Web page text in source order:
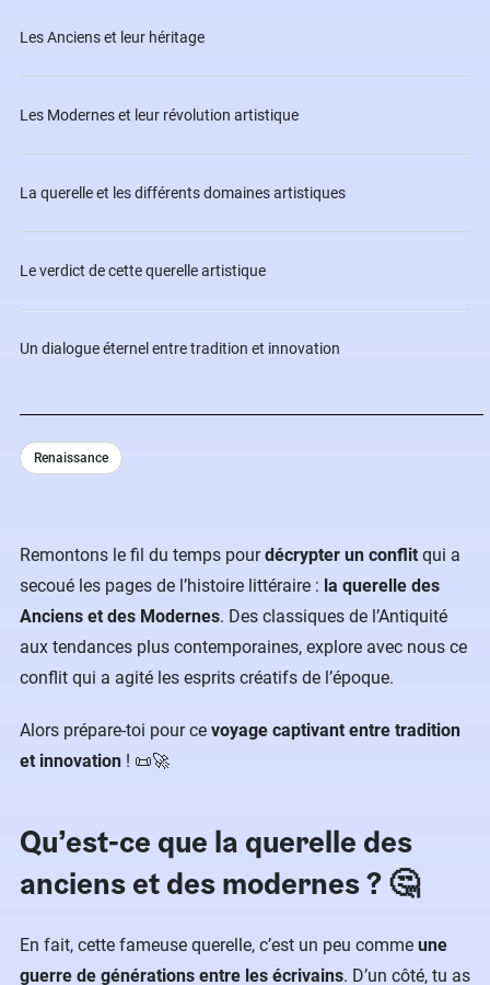
Remontons le fil du temps pourdécrypter un conflit qui a
secoué les pages de l’histoire littéraire : la querelle des
Anciens et des Modernes. Des classiques de l’Antiquité
aux tendances plus contemporaines, explore avec nous ce
conflit qui a agité les esprits créatifs de l’époque.
Alors prépare-toi pour ce voyage captivant entre tradition
et innovation ! 📜🚀
Qu’est-ce que la querelle des
anciens et des modernes ? 🤔
En fait, cette fameuse querelle, c’est un peu comme une
guerre de générations entre les écrivains. D’un côté, tu as
Les Anciens et leur héritage
Les Modernes et leur révolution artistique
La querelle et les différents domaines artistiques
Le verdict de cette querelle artistique
Un dialogue éternel entre tradition et innovation
Renaissance